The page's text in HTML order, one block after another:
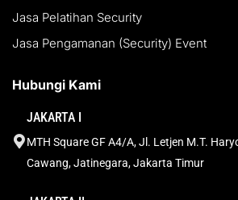
Jasa Pelatihan Security
Jasa Pengamanan (Security) Event
Hubungi Kami
JAKARTA I
MTH Square GF A4/A, Jl. Letjen M.T.
Cawang, Jatinegara, Jakarta Timur